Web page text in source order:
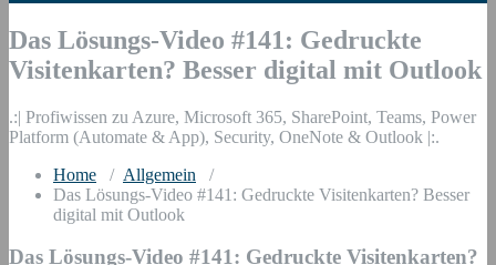
Das Lösungs-Video #141: Gedruckte
Visitenkarten? Besser digital mit Outlook
.:| Profiwissen zu Azure, Microsoft 365, SharePoint, Teams, Power
Platform (Automate & App), Security, OneNote & Outlook |:.
Home / Allgemein /
Das Lösungs-Video #141: Gedruckte Visitenkarten? Besser
digital mit Outlook
Das Lösungs-Video #141: Gedruckte Visitenkarten?